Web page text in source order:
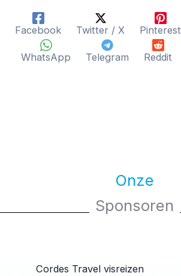
Facebook Twitter / X Pinterest
WhatsApp Telegram Reddit
Onze
Sponsoren
Cordes Travel visreizen